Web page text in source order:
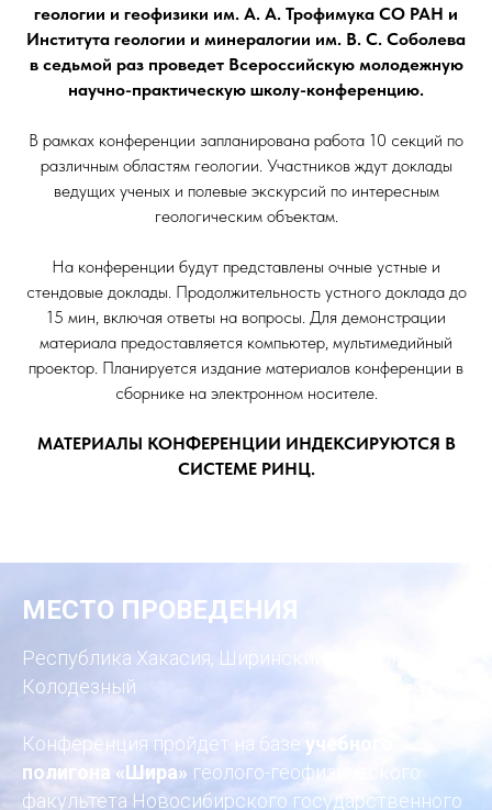
геологии и геофизики им. А. А. Трофимука СО РАН и
Института геологии и минералогии им. В. С. Соболева
в седьмой раз проведет Всероссийскую молодежную
научно-практическую школу-конференцию.
В рамках конференции запланирована работа 10 секций по
различным областям геологии. Участников ждут доклады
ведущих ученых и полевые экскурсий по интересным
геологическим объектам.
На конференции будут представлены очные устные и
стендовые доклады. Продолжительность устного доклада до
15 мин, включая ответы на вопросы. Для демонстрации
материала предоставляется компьютер, мультимедийный
проектор. Планируется издание материалов конференции в
сборнике на электронном носителе.
МАТЕРИАЛЫ КОНФЕРЕНЦИИ ИНДЕКСИРУЮТСЯ В
СИСТЕМЕ РИНЦ.
МЕСТО ПРОВЕДЕНИЯ
Республика Хакасия, Ширинский район, поселок
Колодезный
Конференция пройдет на базе учебного
полигона «Шира» геолого-геофизического
факультета Новосибирского государственного